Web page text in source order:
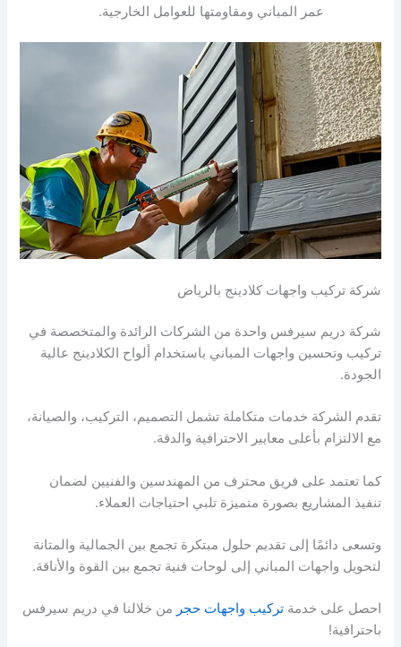
عمر المباني ومقاومتها للعوامل الخارجية.
شركة تركيب واجهات كلادينج بالرياض
شركة دريم سيرفس واحدة من الشركات الرائدة والمتخصصة في
تركيب وتحسين واجهات المباني باستخدام ألواح الكلادينج عالية
الجودة.
تقدم الشركة خدمات متكاملة تشمل التصميم، التركيب، والصيانة،
مع الالتزام بأعلى معايير الاحترافية والدقة.
كما تعتمد على فريق محترف من المهندسين والفنيين لضمان
تنفيذ المشاريع بصورة متميزة تلبي احتياجات العملاء.
وتسعى دائمًا إلى تقديم حلول مبتكرة تجمع بين الجمالية والمتانة
لتحويل واجهات المباني إلى لوحات فنية تجمع بين القوة والأناقة.
احصل على خدمةتركيب واجهات حجر من خلالنا في دريم سيرفس
باحترافية!